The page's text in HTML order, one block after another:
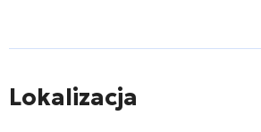
Lokalizacja